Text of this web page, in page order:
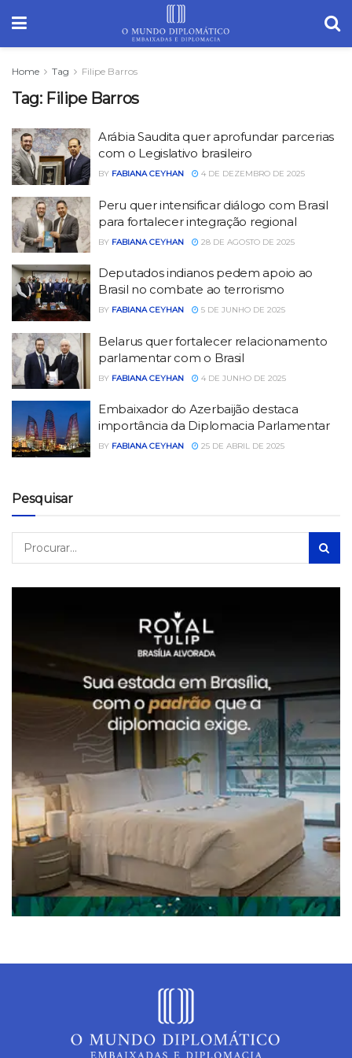
Home Tag Filipe Barros
Tag: Filipe Barros
Arábia Saudita quer aprofundar parcerias
com o Legislativo brasileiro
BY FABIANA CEYHAN 4 DE DEZEMBRO DE 2025
Peru quer intensificar diálogo com Brasil
para fortalecer integração regional
BY FABIANA CEYHAN 28 DE AGOSTO DE 2025
Deputados indianos pedem apoio ao
Brasil no combate ao terrorismo
BY FABIANA CEYHAN 5 DE JUNHO DE 2025
Belarus quer fortalecer relacionamento
parlamentar com o Brasil
BY FABIANA CEYHAN 4 DE JUNHO DE 2025
Embaixador do Azerbaijão destaca
importância da Diplomacia Parlamentar
BY FABIANA CEYHAN 25 DE ABRIL DE 2025
Pesquisar